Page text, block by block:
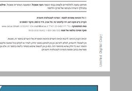
מרובעים ... 3